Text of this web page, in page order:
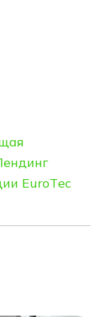
ЕurоTес